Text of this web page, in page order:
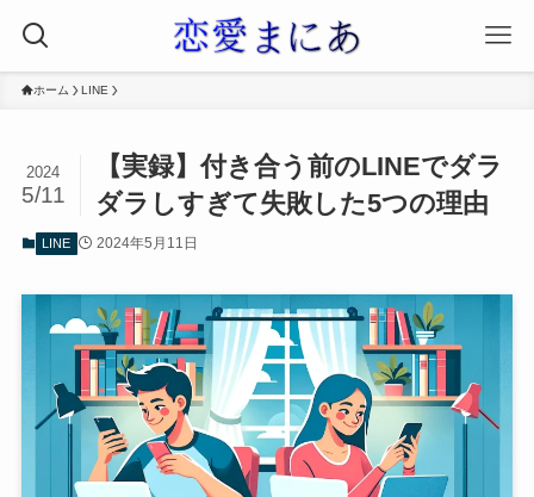
ホーム LINE
【実録】付き合う前のLINEでダラ
ダラしすぎて失敗した5つの理由
2024
5/11
LINE 2024年5月11日